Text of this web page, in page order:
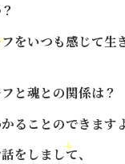
をいつも感じて生
と魂との関係は？
ることのできます
をしまして、